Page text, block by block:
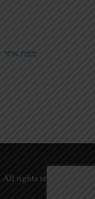
מפת אתר